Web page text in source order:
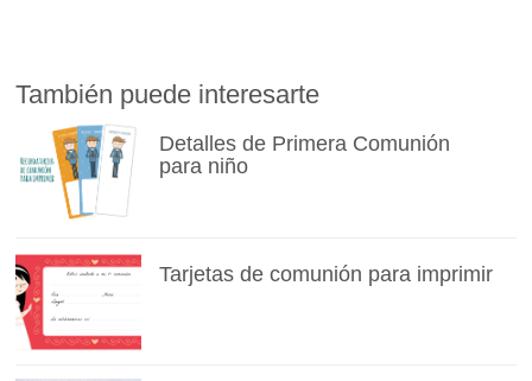
También puede interesarte
Detalles de Primera Comunión
para niño
Tarjetas de comunión para imprimir